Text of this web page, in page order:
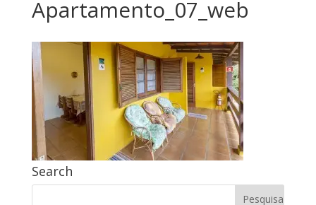
Apartamento_07_web
Search